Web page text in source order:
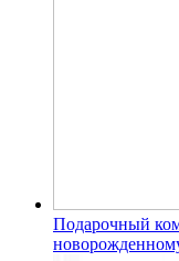
Подарочный